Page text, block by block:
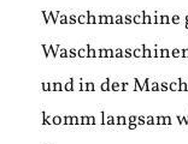
Waschmaschine
und in der
komm langsam